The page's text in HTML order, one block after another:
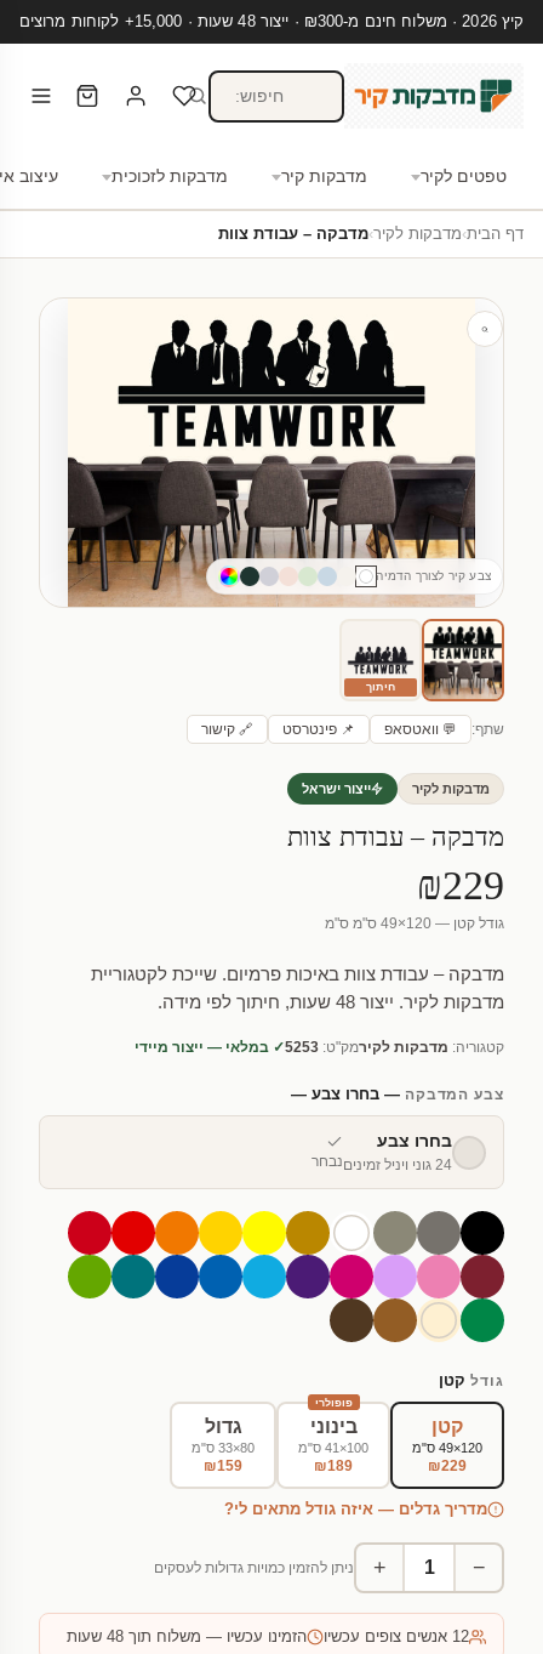
קיץ 2026 · משלוח חינם מ-₪300 · ייצור 48 שעות · 15,000+ לקוחות מרוצים
טפטים לקיר מדבקות קיר מדבקות לזכוכית עיצוב
דף הבית›מדבקות לקיר›מדבקה – עבודת צוות
צבע קיר לצורך הדמיה
חיתוך
שתף: 💬 וואטסאפ 📌 פינטרסט 🔗 קישור
מדבקות לקיר ייצור ישראל
מדבקה – עבודת צוות
₪229
גודל קטן — 120×49 ס"מ ס"מ
מדבקה – עבודת צוות באיכות פרמיום. שייכת לקטגוריית
מדבקות לקיר. ייצור 48 שעות, חיתוך לפי מידה.
קטגוריה: מדבקות לקירמק"ט: 5253✓ במלאי — ייצור מיידי
צבע המדבקה— בחרו צבע —
בחרו צבע
24 גוני ויניל זמינים נבחר
גודל קטן
קטן
120×49 ס"מ
₪229
פופולרי
בינוני
100×41 ס"מ
₪189
גדול
80×33 ס"מ
₪159
מדריך גדלים — איזה גודל מתאים לי?
−
+ ניתן להזמין כמויות גדולות לעסקים
12 אנשים צופים עכשיו הזמינו עכשיו — משלוח תוך 48 שעות